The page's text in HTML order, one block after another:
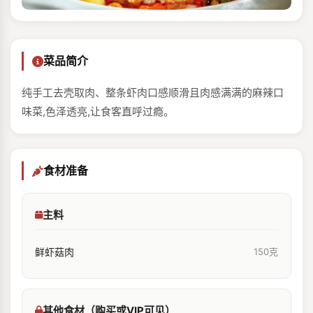
菜品简介
纯手工去壳取肉、整条虾肉口感顺滑且肉感满满的麻辣口
味菜,色泽透亮,让食客直呼过瘾。
食材准备
主料
鲜虾菇肉 150克